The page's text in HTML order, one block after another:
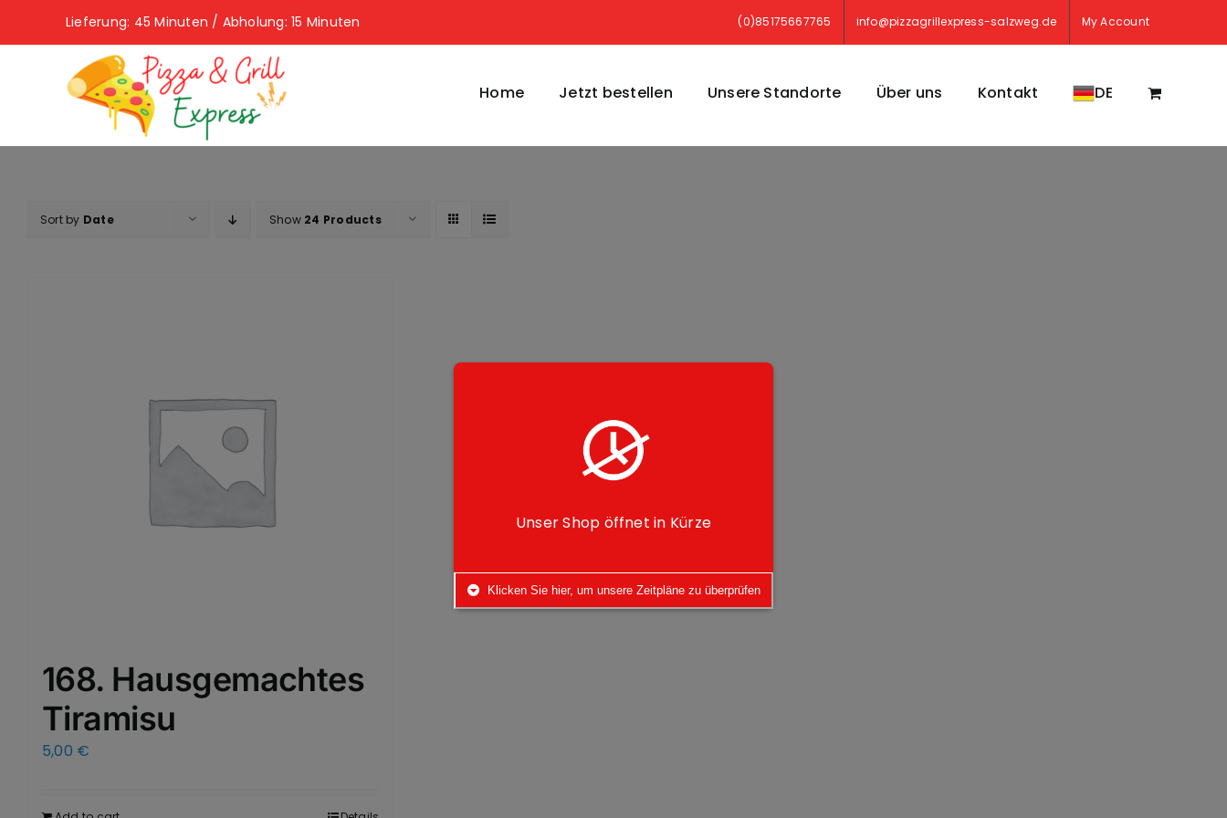
Lieferung: 45 Minuten / Abholung: 15 Minuten (0)85175667765 info@pizzagrillexpress-salzweg.de My Account
Home Jetzt bestellen Unsere Standorte Über uns Kontakt DE
Sort by Date Show 24 Products
168. Hausgemachtes
Tiramisu
5,00 €
Unser Shop öffnet in Kürze
Klicken Sie hier, um unsere Zeitpläne zu überprüfen